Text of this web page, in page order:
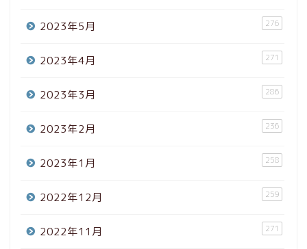
2023年5月 276
2023年4月 271
2023年3月 286
2023年2月 236
2023年1月 258
2022年12月 259
2022年11月 271